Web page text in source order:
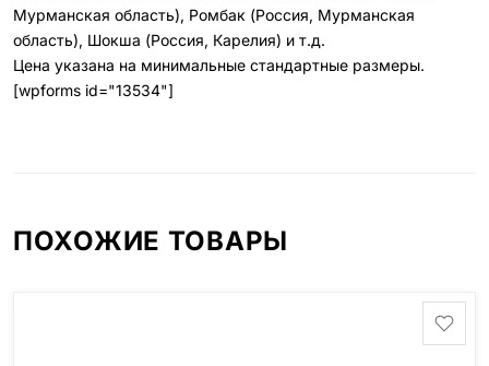
Мурманская область), Ромбак (Россия, Мурманская
область), Шокша (Россия, Карелия) и т.д.
Цена указана на минимальные стандартные размеры.
[wpforms id="13534"]
ПОХОЖИЕ ТОВАРЫ